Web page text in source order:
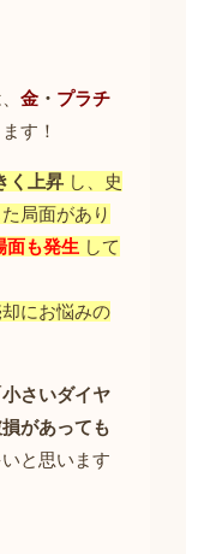
金 ・ プラチ
す！
く上昇 し、史
局面があり
面も発生 して
にお悩みの
さいダイヤ
があっても
と思います